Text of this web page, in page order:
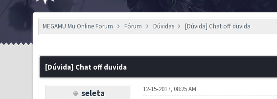
MEGAMU Mu Online Forum Fórum Dúvidas [Dúvida] Chat off duvida
[Dúvida] Chat off duvida
seleta 12-15-2017, 08:25 AM